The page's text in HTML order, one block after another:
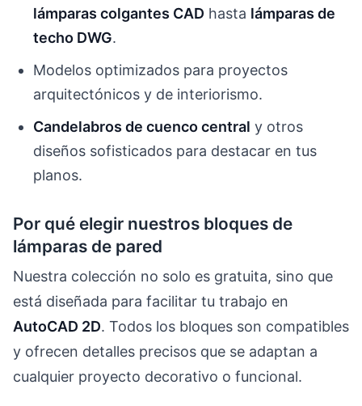
lámparas colgantes CAD hasta lámparas de
techo DWG.
Modelos optimizados para proyectos
arquitectónicos y de interiorismo.
Candelabros de cuenco central y otros
diseños sofisticados para destacar en tus
planos.
Por qué elegir nuestros bloques de
lámparas de pared
Nuestra colección no solo es gratuita, sino que
está diseñada para facilitar tu trabajo en
AutoCAD 2D. Todos los bloques son compatibles
y ofrecen detalles precisos que se adaptan a
cualquier proyecto decorativo o funcional.